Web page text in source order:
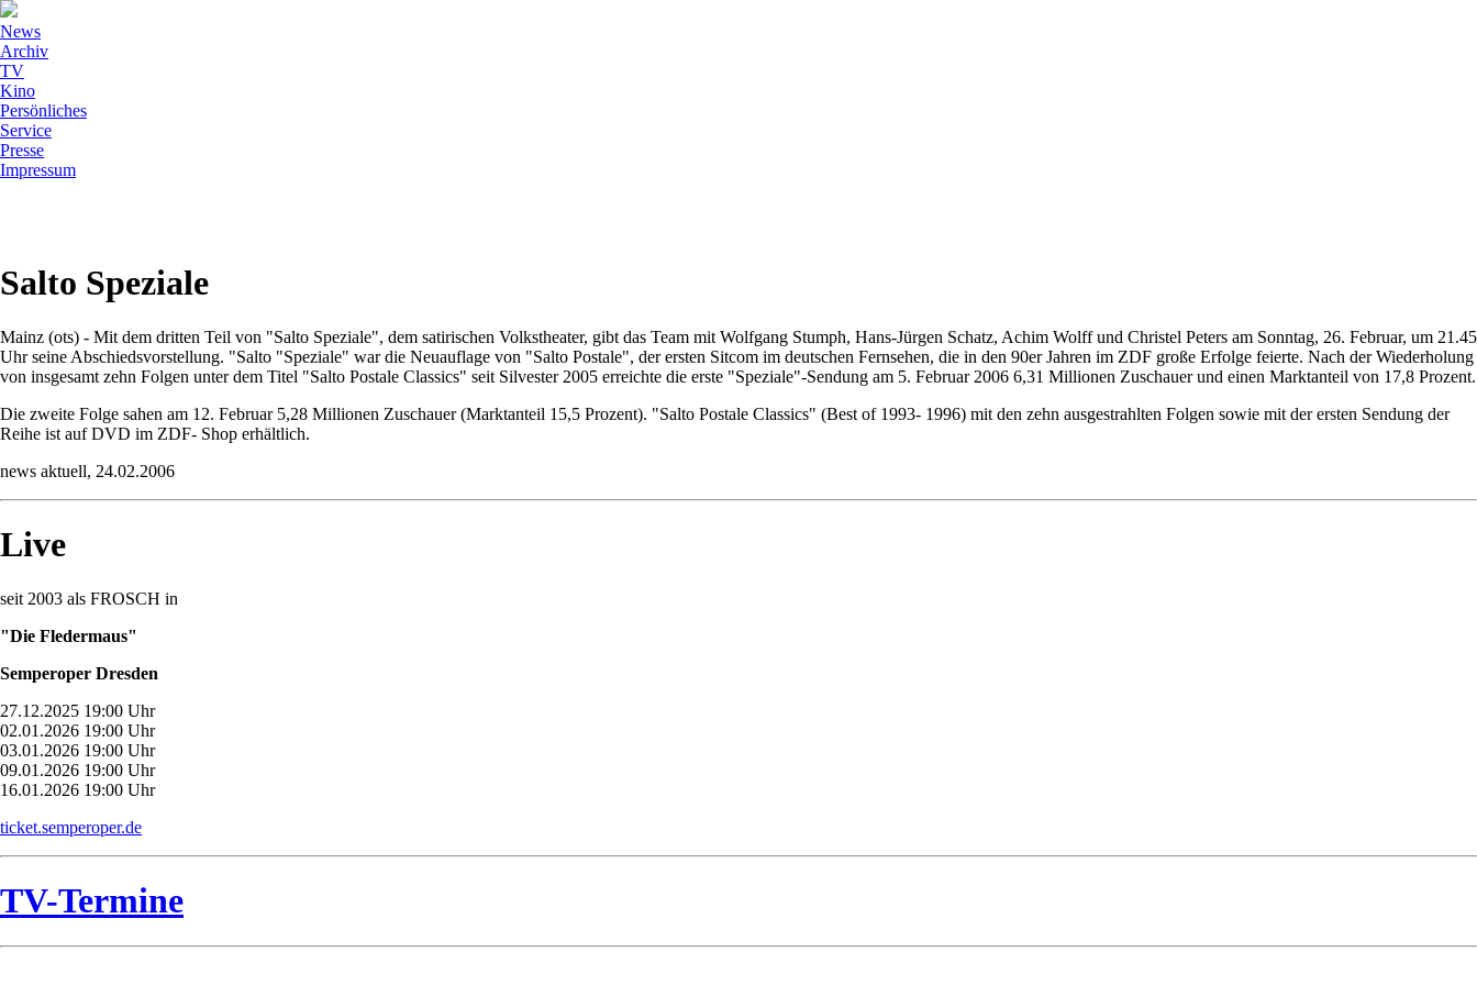
News
Archiv
TV
Kino
Persönliches
Service
Presse
Impressum
Salto Speziale
Mainz (ots) - Mit dem dritten Teil von "Salto Speziale", dem satirischen Volkstheater, gibt das Team mit Wolfgang Stumph, Hans-Jürgen Schatz, Achim Wolff und Christel Peters am Sonntag, 26. Februar, um 21.45
Uhr seine Abschiedsvorstellung. "Salto "Speziale" war die Neuauflage von "Salto Postale", der ersten Sitcom im deutschen Fernsehen, die in den 90er Jahren im ZDF große Erfolge feierte. Nach der Wiederholung
von insgesamt zehn Folgen unter dem Titel "Salto Postale Classics" seit Silvester 2005 erreichte die erste "Speziale"-Sendung am 5. Februar 2006 6,31 Millionen Zuschauer und einen Marktanteil von 17,8 Prozent.
Die zweite Folge sahen am 12. Februar 5,28 Millionen Zuschauer (Marktanteil 15,5 Prozent). "Salto Postale Classics" (Best of 1993- 1996) mit den zehn ausgestrahlten Folgen sowie mit der ersten Sendung der
Reihe ist auf DVD im ZDF- Shop erhältlich.
news aktuell, 24.02.2006
Live
seit 2003 als FROSCH in
"Die Fledermaus"
Semperoper Dresden
27.12.2025 19:00 Uhr
02.01.2026 19:00 Uhr
03.01.2026 19:00 Uhr
09.01.2026 19:00 Uhr
16.01.2026 19:00 Uhr
ticket.semperoper.de
TV-Termine